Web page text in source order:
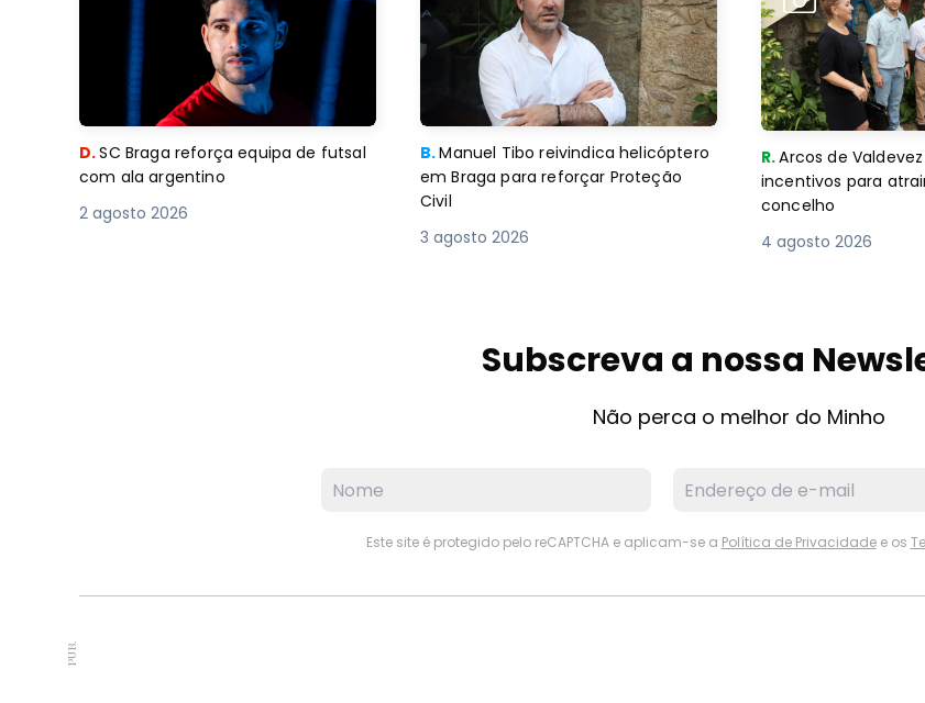
D.SC Braga reforça equipa de futsal
com ala argentino
2 agosto 2026
B.Manuel Tibo reivindica helicóptero
em Braga para reforçar Proteção
Civil
3 agosto 2026
R.Arcos de
incentivos para
concelho
4 agosto 2026
Subscreva a nossa
Não perca o melhor do Minho
Este site é protegido pelo reCAPTCHA e aplicam-se a Política de Privacidadee os
PUB.